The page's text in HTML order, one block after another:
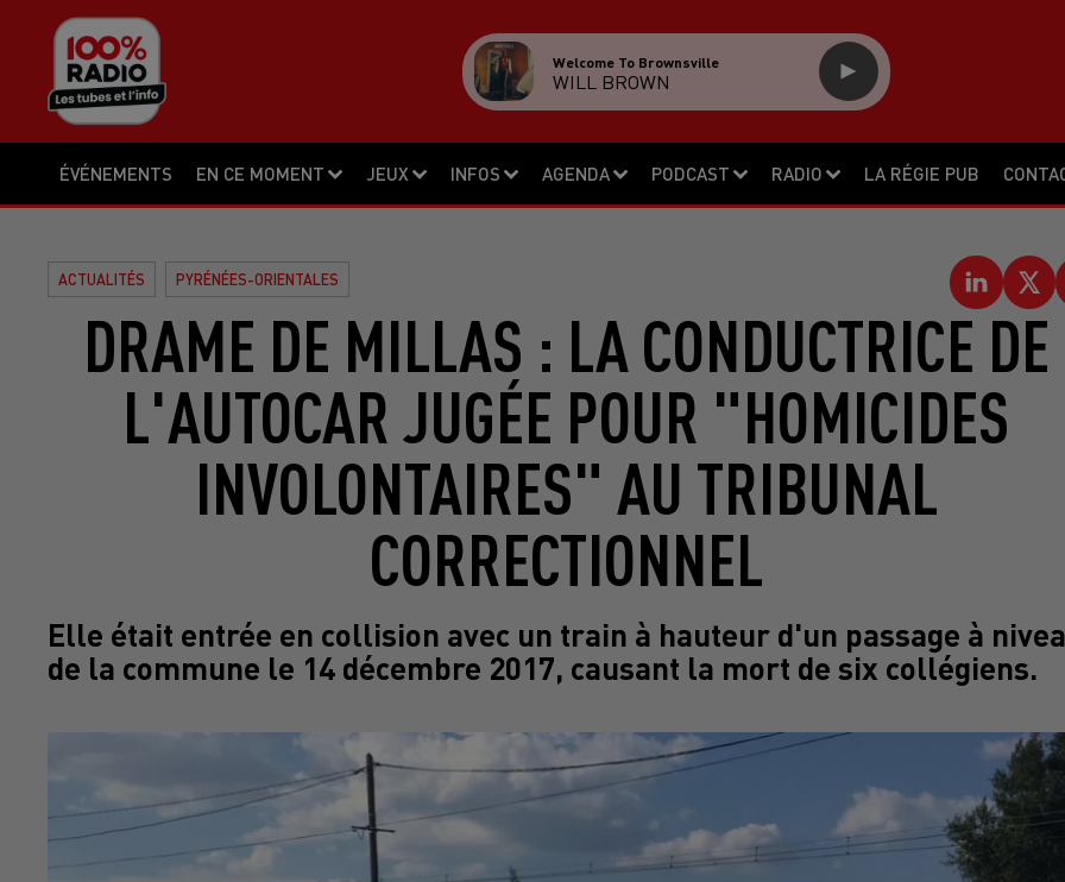
ÉVÉNEMENTS EN CE MOMENT JEUX INFOS AGENDA PODCAST RADIO LA RÉGIE PUB
Welcome To Brownsville
WILL BROWN
ACTUALITÉS PYRÉNÉES-ORIENTALES
DRAME DE MILLAS : LA CONDUCTRICE DE
L'AUTOCAR JUGÉE POUR "HOMICIDES
INVOLONTAIRES" AU TRIBUNAL
CORRECTIONNEL
Elle était entrée en collision avec un train à hauteur d'un passage à
de la commune le 14 décembre 2017, causant la mort de six collégiens.